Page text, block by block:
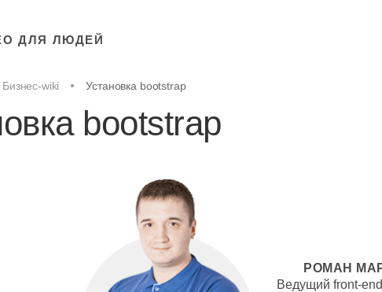
ДЛЯ ЛЮДЕЙ
Бизнес-wiki Установка bootstrap
bootstrap
РОМАН
Ведущий front-